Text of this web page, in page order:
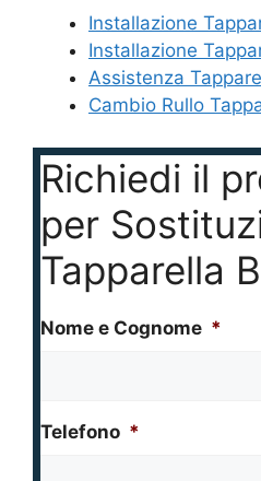
Installazione
Installazione
Assistenza
Cambio Rullo
Richiedi il
per
Tapparella
Nome e Cognome *
Telefono *